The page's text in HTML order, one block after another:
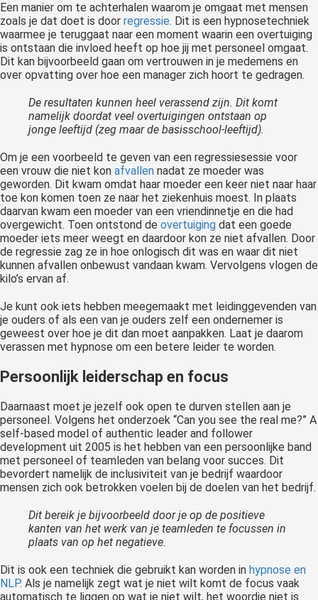
Een manier om te achterhalen waarom je omgaat met mensen
zoals je dat doet is door regressie. Dit is een hypnosetechniek
waarmee je teruggaat naar een moment waarin een overtuiging
is ontstaan die invloed heeft op hoe jij met personeel omgaat.
Dit kan bijvoorbeeld gaan om vertrouwen in je medemens en
over opvatting over hoe een manager zich hoort te gedragen.
De resultaten kunnen heel verassend zijn. Dit komt
namelijk doordat veel overtuigingen ontstaan op
jonge leeftijd (zeg maar de basisschool-leeftijd).
Om je een voorbeeld te geven van een regressiesessie voor
een vrouw die niet kon afvallen nadat ze moeder was
geworden. Dit kwam omdat haar moeder een keer niet naar haar
toe kon komen toen ze naar het ziekenhuis moest. In plaats
daarvan kwam een moeder van een vriendinnetje en die had
overgewicht. Toen ontstond de overtuiging dat een goede
moeder iets meer weegt en daardoor kon ze niet afvallen. Door
de regressie zag ze in hoe onlogisch dit was en waar dit niet
kunnen afvallen onbewust vandaan kwam. Vervolgens vlogen de
kilo’s ervan af.
Je kunt ook iets hebben meegemaakt met leidinggevenden van
je ouders of als een van je ouders zelf een ondernemer is
geweest over hoe je dit dan moet aanpakken. Laat je daarom
verassen met hypnose om een betere leider te worden.
Persoonlijk leiderschap en focus
Daarnaast moet je jezelf ook open te durven stellen aan je
personeel. Volgens het onderzoek “Can you see the real me?” A
self-based model of authentic leader and follower
development uit 2005 is het hebben van een persoonlijke band
met personeel of teamleden van belang voor succes. Dit
bevordert namelijk de inclusiviteit van je bedrijf waardoor
mensen zich ook betrokken voelen bij de doelen van het bedrijf.
Dit bereik je bijvoorbeeld door je op de positieve
kanten van het werk van je teamleden te focussen in
plaats van op het negatieve.
Dit is ook een techniek die gebruikt kan worden in hypnose en
NLP. Als je namelijk zegt wat je niet wilt komt de focus vaak
automatisch te liggen op wat je niet wilt, het woordje niet is